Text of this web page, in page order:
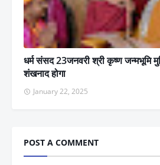
धर्म संसद 23जनवरी श्री कृष्ण जन्मभूमि
शंखनाद होगा
January 22, 2025
POST A COMMENT